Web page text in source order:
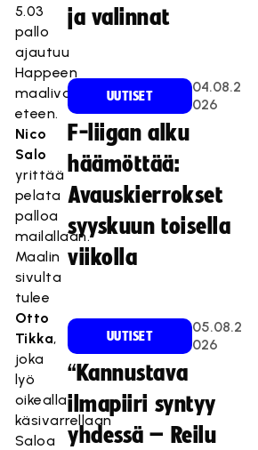
5.03
pallo
ajautuu
Happeen
maalivahdin
eteen.
Nico
Salo
yrittää
pelata
palloa
mailallaan.
Maalin
sivulta
tulee
Otto
Tikka,
joka
lyö
oikealla
käsivarrellaan
Saloa
ja valinnat
UUTISET
04.08.2
026
F-liigan alku
häämöttää:
Avauskierrokset
syyskuun toisella
viikolla
UUTISET
05.08.2
026
“Kannustava
ilmapiiri syntyy
yhdessä – Reilu